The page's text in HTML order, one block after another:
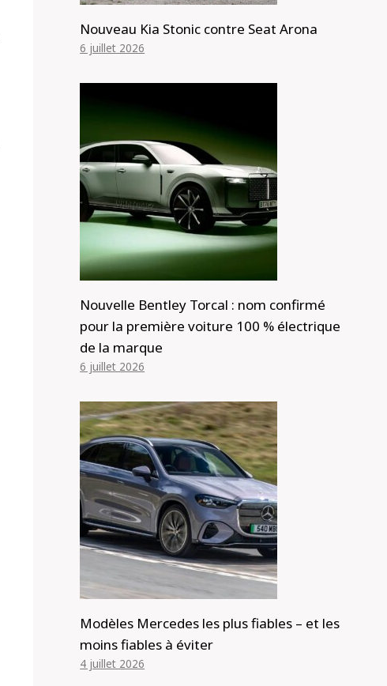
Nouveau Kia Stonic contre Seat Arona
6 juillet 2026
Nouvelle Bentley Torcal : nom confirmé
pour la première voiture 100 % électrique
de la marque
6 juillet 2026
Modèles Mercedes les plus fiables – et les
moins fiables à éviter
4 juillet 2026